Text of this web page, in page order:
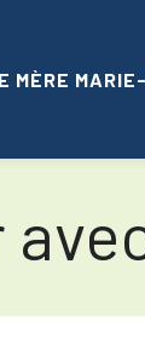
MÈRE